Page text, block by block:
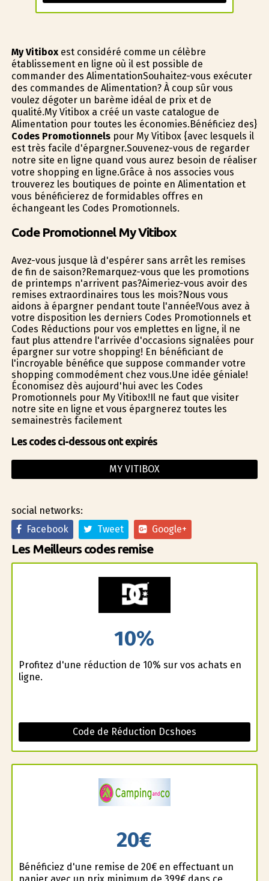
My Vitiboxest considéré comme un célèbre
établissement en ligne où il est possible de
commander des AlimentationSouhaitez-vous exécuter
des commandes de Alimentation? À coup sûr vous
voulez dégoter un barème idéal de prix et de
qualité.My Vitibox a créé un vaste catalogue de
Alimentation pour toutes les économies.Bénéficiez des}
Codes Promotionnelspour My Vitibox {avec lesquels il
est très facile d'épargner.Souvenez-vous de regarder
notre site en ligne quand vous aurez besoin de réaliser
votre shopping en ligne.Grâce à nos associes vous
trouverez les boutiques de pointe en Alimentation et
vous bénéficierez de formidables offres en
échangeant les Codes Promotionnels.
Code Promotionnel My Vitibox
Avez-vous jusque là d'espérer sans arrêt les remises
de fin de saison?Remarquez-vous que les promotions
de printemps n'arrivent pas?Aimeriez-vous avoir des
remises extraordinaires tous les mois?Nous vous
aidons à épargner pendant toute l'année!Vous avez à
votre disposition les derniers Codes Promotionnels et
Codes Réductions pour vos emplettes en ligne, il ne
faut plus attendre l'arrivée d'occasions signalées pour
épargner sur votre shopping! En bénéficiant de
l'incroyable bénéfice que suppose commander votre
shopping commodément chez vous.Une idée géniale!
Économisez dès aujourd'hui avec les Codes
Promotionnels pour My Vitibox!Il ne faut que visiter
notre site en ligne et vous épargnerez toutes les
semainestrès facilement
Les codes ci-dessous ont expirés
MY VITIBOX
social networks:
Facebook
Tweet Google+
Les Meilleurs codes remise
10%
Profitez d'une réduction de 10% sur vos achats en
ligne.
Code de Réduction Dcshoes
20€
Bénéficiez d'une remise de 20€ en effectuant un